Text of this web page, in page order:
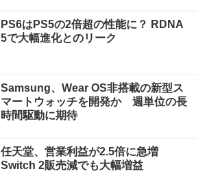
PS6はPS5の2倍超の性能に？ RDNA
5で大幅進化とのリーク
Samsung、Wear OS非搭載の新型ス
マートウォッチを開発か 週単位の長
時間駆動に期待
任天堂、営業利益が2.5倍に急増
Switch 2販売減でも大幅増益